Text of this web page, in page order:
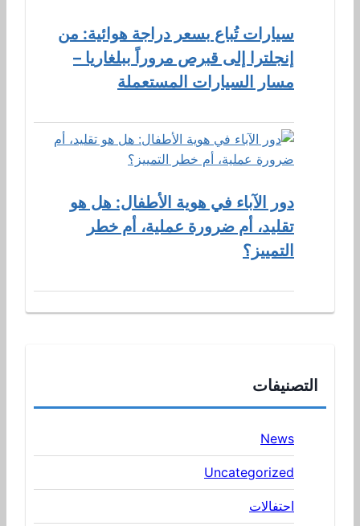
سيارات تُباع بسعر دراجة هوائية: من
إنجلترا إلى قبرص مروراً ببلغاريا –
مسار السيارات المستعملة
دور الآباء في هوية الأطفال: هل هو
تقليد، أم ضرورة عملية، أم خطر
التمييز؟
التصنيفات
News
Uncategorized
احتفالات